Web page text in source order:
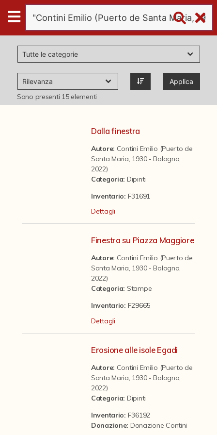
Digital
Humanities
Donazioni
Pubblicazioni
Il progetto Digital Humanities
Applica
Sono presenti 15elementi
Dalla finestra
Autore: Contini Emilio (Puerto de
Santa Maria, 1930 - Bologna,
2022)
Categoria: Dipinti
Inventario: F31691
Dettagli
Finestra su Piazza Maggiore
Autore: Contini Emilio (Puerto de
Santa Maria, 1930 - Bologna,
2022)
Categoria: Stampe
Inventario: F29665
Dettagli
Erosione alle isole Egadi
Autore: Contini Emilio (Puerto de
Santa Maria, 1930 - Bologna,
2022)
Categoria: Dipinti
Inventario: F36192
Donazione: Donazione Contini